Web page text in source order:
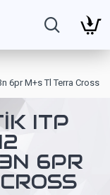
6pr M+s Tl Terra Cross
ITP
6PR